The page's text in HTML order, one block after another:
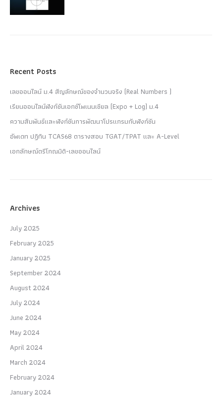
Recent Posts
เลขออนไลน์ ม.4 สัญลักษณ์ของจำนวนจริง (Real Numbers )
เรียนออนไลน์ฟังก์ชันเอกซ์โพเนนเชียล (Expo + Log) ม.4
ความสัมพันธ์และฟังก์ชันการพัฒนาโปรแกรมกับฟังก์ชัน
อัพเดท ปฏิทิน TCAS68 ตารางสอบ TGAT/TPAT และ A-Level
เอกลักษณ์ตรีโกณมิติ-เลขออนไลน์
Archives
July 2025
February 2025
January 2025
September 2024
August 2024
July 2024
June 2024
May 2024
April 2024
March 2024
February 2024
January 2024